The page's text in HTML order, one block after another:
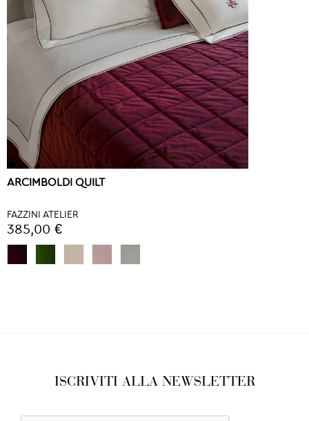
ARCIMBOLDI QUILT
FAZZINI ATELIER
385,00 €
ISCRIVITI ALLA NEWSLETTER